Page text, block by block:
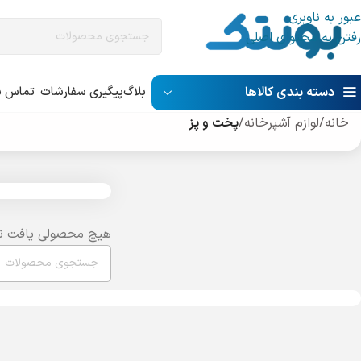
عبور به ناوبری
رفتن به محتوای اصلی
دسته بندی کالاها بلاگپیگیری سفارشات تماس
خانه/لوازم آشپرخانه/پخت و پز
هیچ محصولی یافت